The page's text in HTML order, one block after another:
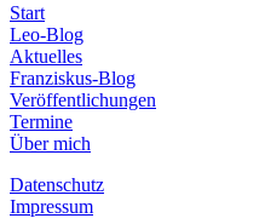
Start
Leo-Blog
Aktuelles
Franziskus-Blog
Veröffentlichungen
Termine
Über mich
Datenschutz
Impressum